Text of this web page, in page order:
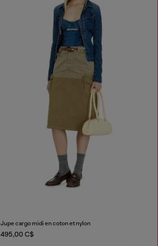
Jupe cargo midi en coton et nylon
495,00 C$